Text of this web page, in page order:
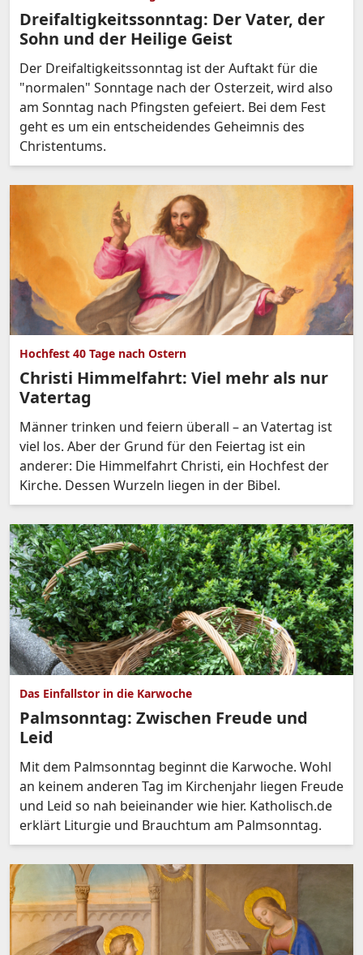
Dreifaltigkeitssonntag: Der Vater, der
Sohn und der Heilige Geist
Der Dreifaltigkeitssonntag ist der Auftakt für die
"normalen" Sonntage nach der Osterzeit, wird also
am Sonntag nach Pfingsten gefeiert. Bei dem Fest
geht es um ein entscheidendes Geheimnis des
Christentums.
Hochfest 40 Tage nach Ostern
Christi Himmelfahrt: Viel mehr als nur
Vatertag
Männer trinken und feiern überall – an Vatertag ist
viel los. Aber der Grund für den Feiertag ist ein
anderer: Die Himmelfahrt Christi, ein Hochfest der
Kirche. Dessen Wurzeln liegen in der Bibel.
Das Einfallstor in die Karwoche
Palmsonntag: Zwischen Freude und
Leid
Mit dem Palmsonntag beginnt die Karwoche. Wohl
an keinem anderen Tag im Kirchenjahr liegen Freude
und Leid so nah beieinander wie hier. Katholisch.de
erklärt Liturgie und Brauchtum am Palmsonntag.